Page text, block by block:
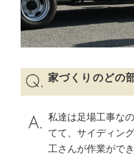
家づくりのどの
私達は足場工事な
てて、サイディン
工さんが作業がで